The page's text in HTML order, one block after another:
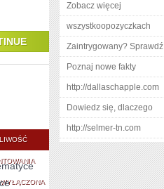
MAŁE
WNĘTRZA
Zobacz więcej
wszystkoopozyczkach
Zaintrygowany? Sprawdź
Poznaj nowe fakty
http://dallaschapple.com
Dowiedz się, dlaczego
http://selmer-tn.com